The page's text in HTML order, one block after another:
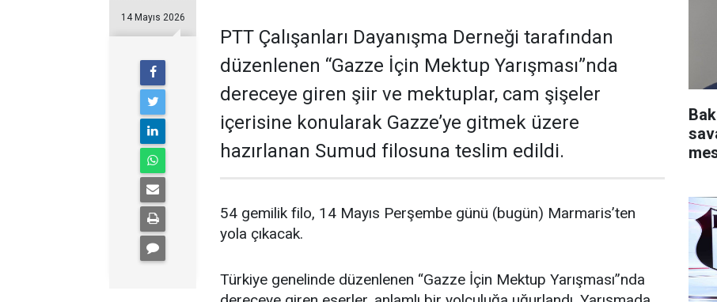
14 Mayıs 2026
PTT Çalışanları Dayanışma Derneği tarafından
düzenlenen “Gazze İçin Mektup Yarışması”nda
dereceye giren şiir ve mektuplar, cam şişeler
içerisine konularak Gazze’ye gitmek üzere
hazırlanan Sumud filosuna teslim edildi.
54 gemilik filo, 14 Mayıs Perşembe günü (bugün) Marmaris’ten
yola çıkacak.
Türkiye genelinde düzenlenen “Gazze İçin Mektup Yarışması”nda